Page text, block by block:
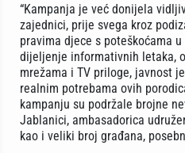
“Kampanja je već donijela
zajednici, prije svega kroz
pravima djece s poteškoćama
dijeljenje informativnih letaka,
mrežama i TV priloge, javnost
realnim potrebama ovih
kampanju su podržale brojne
Jablanici, ambasadorica
kao i veliki broj građana,